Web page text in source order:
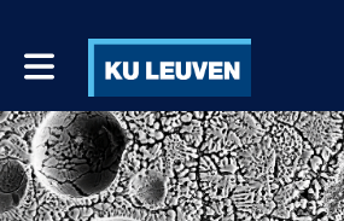
Toggle main navigation